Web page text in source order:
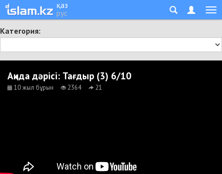
қаз
рус
Категория:
Ақида дәрісі: Тағдыр (3) 6/10
10 жыл бұрын 2364 21